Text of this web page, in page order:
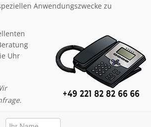
Anwendungszwecke zu
Uhr